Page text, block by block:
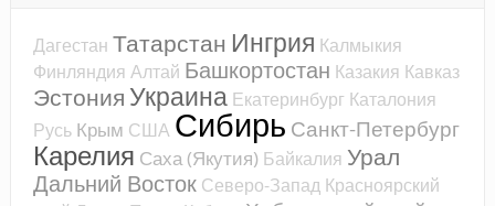
Дагестан Татарстан Ингрия Калмыкия
Финляндия Алтай Башкортостан Казакия Кавказ
Эстония Украина Екатеринбург Каталония
Русь Крым США Сибирь Санкт-Петербург
Карелия Саха (Якутия) Байкалия Урал
Дальний Восток Северо-Запад Красноярский